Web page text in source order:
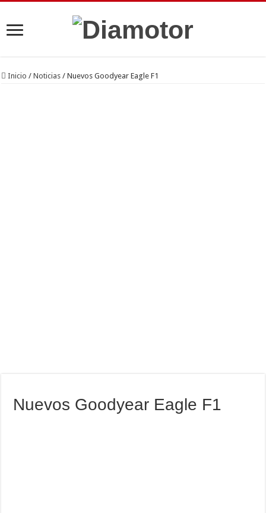
Inicio / Noticias / Nuevos Goodyear Eagle F1
Nuevos Goodyear Eagle F1